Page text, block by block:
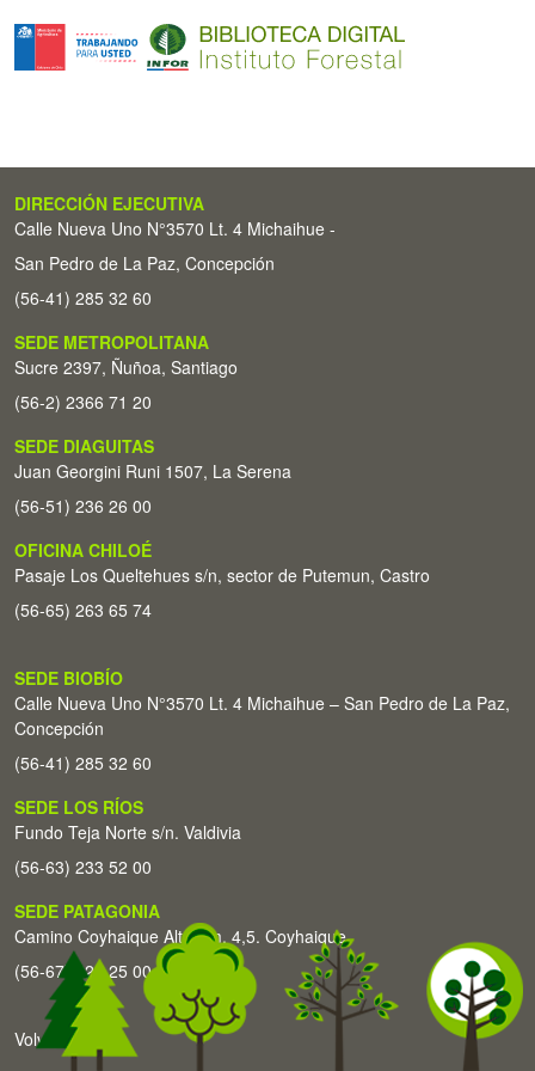
DIRECCIÓN EJECUTIVA
Calle Nueva Uno N°3570 Lt. 4 Michaihue -
San Pedro de La Paz, Concepción
(56-41) 285 32 60
SEDE METROPOLITANA
Sucre 2397, Ñuñoa, Santiago
(56-2) 2366 71 20
SEDE DIAGUITAS
Juan Georgini Runi 1507, La Serena
(56-51) 236 26 00
OFICINA CHILOÉ
Pasaje Los Queltehues s/n, sector de Putemun, Castro
(56-65) 263 65 74
SEDE BIOBÍO
Calle Nueva Uno N°3570 Lt. 4 Michaihue – San Pedro de La Paz,
Concepción
(56-41) 285 32 60
SEDE LOS RÍOS
Fundo Teja Norte s/n. Valdivia
(56-63) 233 52 00
SEDE PATAGONIA
Camino Coyhaique Alto Km. 4,5. Coyhaique
(56-67) 226 25 00
Volver arriba